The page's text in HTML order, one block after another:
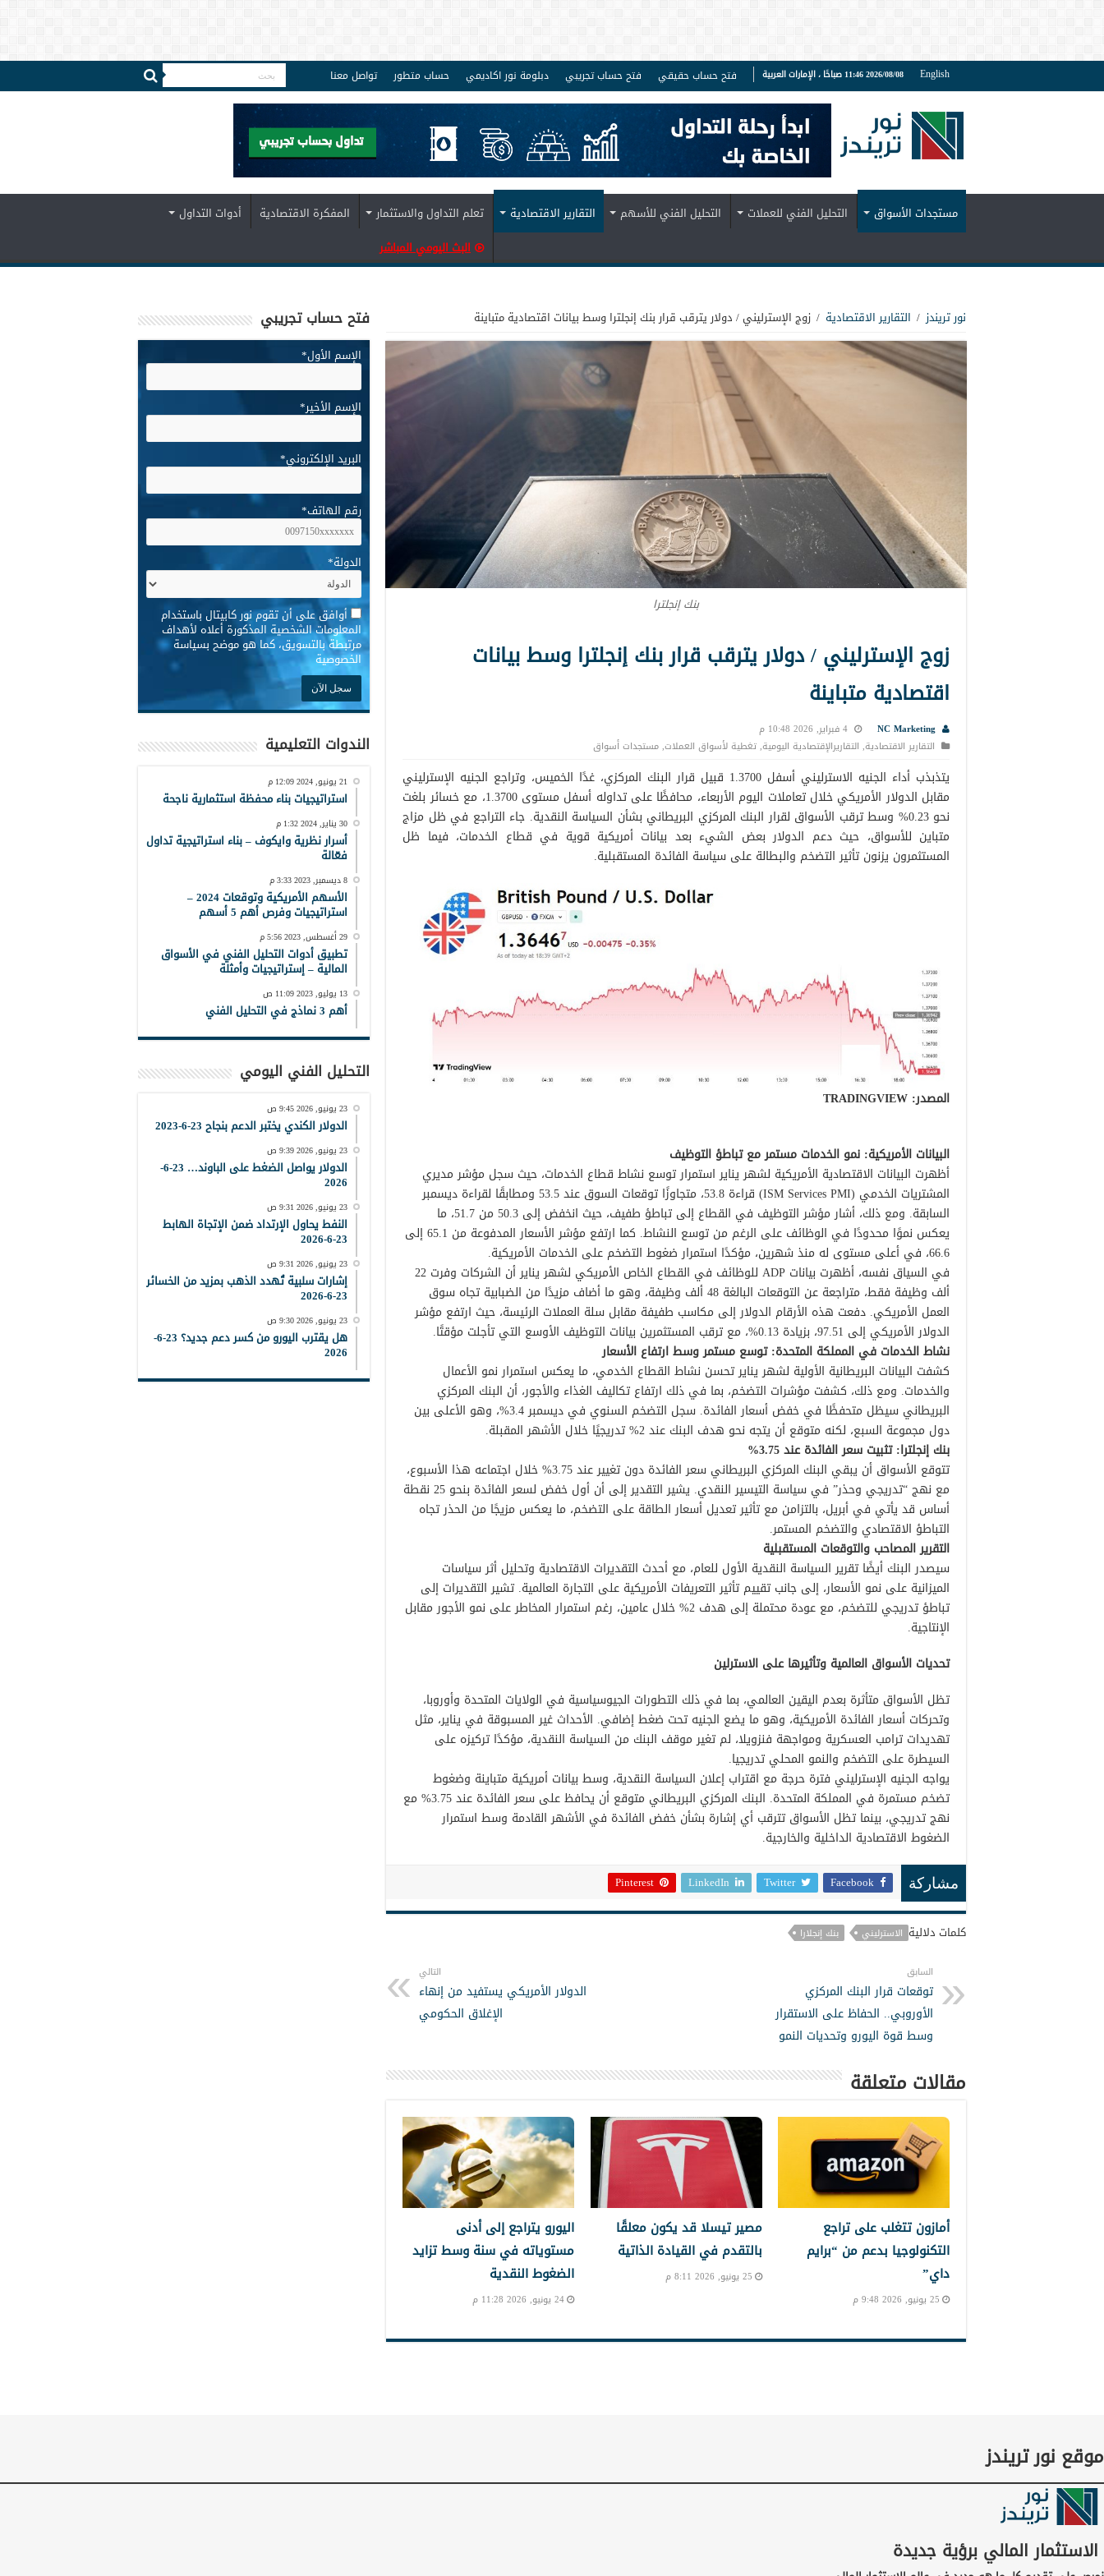
English 2026/08/08 11:46 صباحًا ، الإمارات العربية فتح حساب حقيقي فتح حساب تجريبي دبلومة نور اكاديمي حساب متطور تواصل معنا
مستجدات الأسواق التحليل الفني للعملات التحليل الفني للأسهم التقارير الاقتصادية تعلم التداول والاستثمار المفكرة الاقتصادية
أدوات التداول
البث اليومي المباشر
نور تريندز / التقارير الاقتصادية / زوج الإسترليني / دولار يترقب قرار بنك إنجلترا وسط بيانات اقتصادية متباينة
بنك إنجلترا
زوج الإسترليني / دولار يترقب قرار بنك إنجلترا وسط بيانات
اقتصادية متباينة
NC Marketing
4 فبراير, 2026 10:48 م
التقارير الاقتصادية, التقاريرالإقتصادية اليومية,تغطية لأسواق العملات,مستجدات أسواق
يتذبذب أداء الجنيه الاسترليني أسفل 1.3700 قبيل قرار البنك المركزي، غدًا الخميس، وتراجع الجنيه الإسترليني
مقابل الدولار الأمريكي خلال تعاملات اليوم الأربعاء، محافظًا على تداوله أسفل مستوى 1.3700، مع خسائر بلغت
نحو 0.23% وسط ترقب الأسواق لقرار البنك المركزي البريطاني بشأن السياسة النقدية. جاء التراجع في ظل مزاج
متباين للأسواق، حيث دعم الدولار بعض الشيء بعد بيانات أمريكية قوية في قطاع الخدمات، فيما ظل
المستثمرون يزنون تأثير التضخم والبطالة على سياسة الفائدة المستقبلية.
المصدر: TRADINGVIEW
البيانات الأمريكية: نمو الخدمات مستمر مع تباطؤ التوظيف
أظهرت البيانات الاقتصادية الأمريكية لشهر يناير استمرار توسع نشاط قطاع الخدمات، حيث سجل مؤشر مديري
المشتريات الخدمي (ISM Services PMI) قراءة 53.8، متجاوزًا توقعات السوق عند 53.5 ومطابقًا لقراءة ديسمبر
السابقة. ومع ذلك، أشار مؤشر التوظيف في القطاع إلى تباطؤ طفيف، حيث انخفض إلى 50.3 من 51.7، ما
يعكس نموًا محدودًا في الوظائف على الرغم من توسع النشاط. كما ارتفع مؤشر الأسعار المدفوعة من 65.1 إلى
66.6، في أعلى مستوى له منذ شهرين، مؤكدًا استمرار ضغوط التضخم على الخدمات الأمريكية.
في السياق نفسه، أظهرت بيانات ADP للوظائف في القطاع الخاص الأمريكي لشهر يناير أن الشركات وفرت 22
ألف وظيفة فقط، متراجعة عن التوقعات البالغة 48 ألف وظيفة، وهو ما أضاف مزيدًا من الضبابية تجاه سوق
العمل الأمريكي. دفعت هذه الأرقام الدولار إلى مكاسب طفيفة مقابل سلة العملات الرئيسة، حيث ارتفع مؤشر
الدولار الأمريكي إلى 97.51، بزيادة 0.13%، مع ترقب المستثمرين بيانات التوظيف الأوسع التي تأجلت مؤقتًا.
نشاط الخدمات في المملكة المتحدة: توسع مستمر وسط ارتفاع الأسعار
كشفت البيانات البريطانية الأولية لشهر يناير تحسن نشاط القطاع الخدمي، ما يعكس استمرار نمو الأعمال
والخدمات. ومع ذلك، كشفت مؤشرات التضخم، بما في ذلك ارتفاع تكاليف الغذاء والأجور، أن البنك المركزي
البريطاني سيظل متحفظًا في خفض أسعار الفائدة. سجل التضخم السنوي في ديسمبر 3.4%، وهو الأعلى بين
دول مجموعة السبع، لكنه متوقع أن يتجه نحو هدف البنك عند 2% تدريجيًا خلال الأشهر المقبلة.
بنك إنجلترا: تثبيت سعر الفائدة عند 3.75%
تتوقع الأسواق أن يبقي البنك المركزي البريطاني سعر الفائدة دون تغيير عند 3.75% خلال اجتماعه هذا الأسبوع،
مع نهج “تدريجي وحذر” في سياسة التيسير النقدي. يشير التقدير إلى أن أول خفض لسعر الفائدة بنحو 25 نقطة
أساس قد يأتي في أبريل، بالتزامن مع تأثير تعديل أسعار الطاقة على التضخم، ما يعكس مزيجًا من الحذر تجاه
التباطؤ الاقتصادي والتضخم المستمر.
التقرير المصاحب والتوقعات المستقبلية
سيصدر البنك أيضًا تقرير السياسة النقدية الأول للعام، مع أحدث التقديرات الاقتصادية وتحليل أثر سياسات
الميزانية على نمو الأسعار، إلى جانب تقييم تأثير التعريفات الأمريكية على التجارة العالمية. تشير التقديرات إلى
تباطؤ تدريجي للتضخم، مع عودة محتملة إلى هدف 2% خلال عامين، رغم استمرار المخاطر على نمو الأجور مقابل
الإنتاجية.
تحديات الأسواق العالمية وتأثيرها على الاسترلين
تظل الأسواق متأثرة بعدم اليقين العالمي، بما في ذلك التطورات الجيوسياسية في الولايات المتحدة وأوروبا،
وتحركات أسعار الفائدة الأمريكية، وهو ما يضع الجنيه تحت ضغط إضافي. الأحداث غير المسبوقة في يناير، مثل
تهديدات ترامب العسكرية ومواجهة فنزويلا، لم تغير موقف البنك من السياسة النقدية، مؤكدًا تركيزه على
السيطرة على التضخم والنمو المحلي تدريجيا.
يواجه الجنيه الإسترليني فترة حرجة مع اقتراب إعلان السياسة النقدية، وسط بيانات أمريكية متباينة وضغوط
تضخم مستمرة في المملكة المتحدة. البنك المركزي البريطاني متوقع أن يحافظ على سعر الفائدة عند 3.75% مع
نهج تدريجي، بينما تظل الأسواق تترقب أي إشارة بشأن خفض الفائدة في الأشهر القادمة وسط استمرار
الضغوط الاقتصادية الداخلية والخارجية.
مشاركة Facebook
Twitter
LinkedIn
Pinterest
كلمات دلالية الاسترليني بنك إنجلارا
السابق
توقعات قرار البنك المركزي
الأوروبي.. الحفاظ على الاستقرار
وسط قوة اليورو وتحديات النمو
التالي
الدولار الأمريكي يستفيد من إنهاء
الإغلاق الحكومي
مقالات متعلقة
أمازون تتغلب على تراجع
التكنولوجيا بدعم من “برايم
داي”
25 يونيو, 2026 9:48 م
مصير تيسلا قد يكون معلقًا
بالتقدم في القيادة الذاتية
25 يونيو, 2026 8:11 م
اليورو يتراجع إلى أدنى
مستوياته في سنة وسط تزايد
الضغوط النقدية
24 يونيو, 2026 11:28 م
فتح حساب تجريبي
الإسم الأول*
الإسم الأخير*
البريد الإلكتروني*
رقم الهاتف*
الدولة*
* أوافق على أن تقوم نور كابيتال باستخدام
المعلومات الشخصية المذكورة أعلاه لأهداف
مرتبطة بالتسويق، كما هو موضح بسياسة
الخصوصية
الندوات التعليمية
21 يونيو, 2024 12:09 م
استراتيجيات بناء محفظة استثمارية ناجحة
30 يناير, 2024 1:32 م
أسرار نظرية وايكوف – بناء استراتيجية تداول
فعّالة
8 ديسمبر, 2023 3:33 م
الأسهم الأمريكية وتوقعات 2024 –
استراتيجيات وفرص أهم 5 أسهم
29 أغسطس, 2023 5:56 م
تطبيق أدوات التحليل الفني في الأسواق
المالية – إستراتيجيات وأمثلة
13 يوليو, 2023 11:09 ص
أهم 3 نماذج في التحليل الفني
التحليل الفني اليومي
23 يونيو, 2026 9:45 ص
الدولار الكندي يختبر الدعم بنجاح 23-6-2023
23 يونيو, 2026 9:39 ص
الدولار يواصل الضغط على الباوند… 23-6-
2026
23 يونيو, 2026 9:31 ص
النفط يحاول الإرتداد ضمن الإتجاة الهابط
23-6-2026
23 يونيو, 2026 9:31 ص
إشارات سلبية تُهدد الذهب بمزيد من الخسائر
23-6-2026
23 يونيو, 2026 9:30 ص
هل يقترب اليورو من كسر دعم جديد؟ 23-6-
2026
موقع نور تريندز
الاستثمار المالي برؤية جديدة